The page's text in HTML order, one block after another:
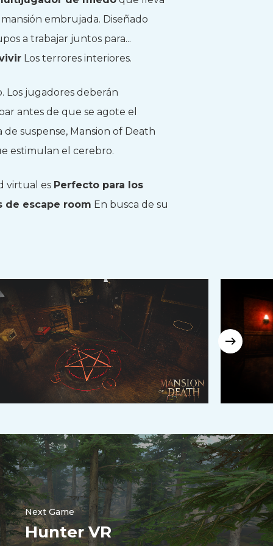
embrujada. Diseñado
a trabajar juntos para...
Los terrores interiores.
Los jugadores deberán
antes de que se agote el
suspense, Mansion of Death
estimulan el cerebro.
virtual es Perfecto para los
de escape room En busca de su
Next Game
Hunter VR
Русский
हिन्दी
日本語
Polski
한국어
Nederlands